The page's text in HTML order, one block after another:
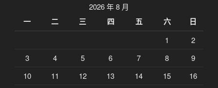
2026 年 8 月
一 二 三 四 五 六 日
1
2
3
4 5 6 7 8
9
10
11 12 13 14 15
16